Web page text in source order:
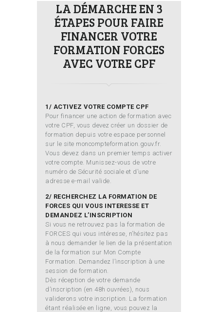
LA DÉMARCHE EN 3
ÉTAPES POUR FAIRE
FINANCER VOTRE
FORMATION FORCES
AVEC VOTRE CPF
1/ ACTIVEZ VOTRE COMPTE CPF
Pour financer une action de formation avec
votre CPF, vous devez créer un dossier de
formation depuis votre espace personnel
sur le site moncompteformation.gouv.fr.
Vous devez dans un premier temps activer
votre compte. Munissez-vous de votre
numéro de Sécurité sociale et d’une
adresse e-mail valide.
2/ RECHERCHEZ LA FORMATION DE
FORCES QUI VOUS INTERESSE ET
DEMANDEZ L’INSCRIPTION
Si vous ne retrouvez pas la formation de
FORCES qui vous intéresse, n’hésitez pas
à nous demander le lien de la présentation
de la formation sur Mon Compte
Formation. Demandez l’inscription à une
session de formation.
Dès réception de votre demande
d’inscription (en 48h ouvrées), nous
validerons votre inscription. La formation
étant réalisée en ligne, vous pouvez la